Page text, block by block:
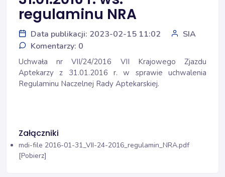
regulaminu NRA
Data publikacji: 2023-02-15 11:02
SIA
Komentarzy: 0
Uchwała nr VII/24/2016 VII Krajowego Zjazdu
Aptekarzy z 31.01.2016 r. w sprawie uchwalenia
Regulaminu Naczelnej Rady Aptekarskiej.
Załączniki
mdi-file 2016-01-31_VII-24-2016_regulamin_NRA.pdf
[Pobierz]